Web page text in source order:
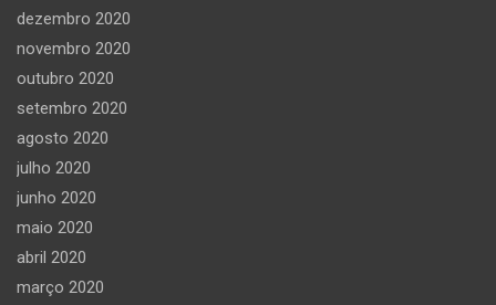
dezembro 2020
novembro 2020
outubro 2020
setembro 2020
agosto 2020
julho 2020
junho 2020
maio 2020
abril 2020
março 2020